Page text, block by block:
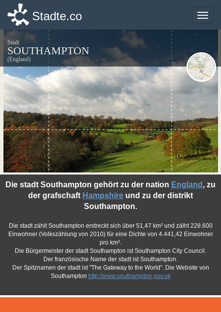
Toggle
Stadte.co
Stadt
SOUTHAMPTON
(England)
Die stadt Southampton gehört zu der nation England , zu
der grafschaft Hampshire und zu der distrikt
Southampton.
Die stadt zählt Southampton erstreckt sich über 51,47 km² und zälht 228.600
Einwohner (Volkszählung von 2010) für eine Dichte von 4.441,42 Einwohner
pro km².
Die Bürgermeister der stadt Southampton ist Southampton City Council.
Der französische Name der stadt ist Southampton.
Der Spitznamen der stadt ist "The Gateway to the World". Die Website von
Southampton http://www.southampton.gov.uk
©photo-libre.fr
Toggle
Stadte.co